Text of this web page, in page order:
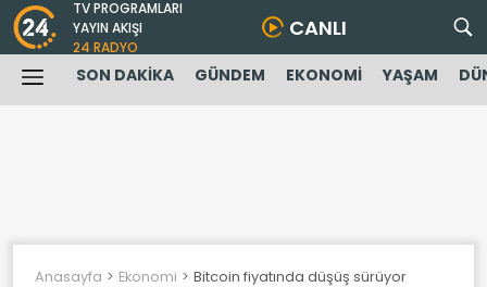
TV PROGRAMLARI
YAYIN AKIŞI
24 RADYO
CANLI
SON DAKİKA GÜNDEM EKONOMİ YAŞAM
Anasayfa Ekonomi Bitcoin fiyatında düşüş sürüyor